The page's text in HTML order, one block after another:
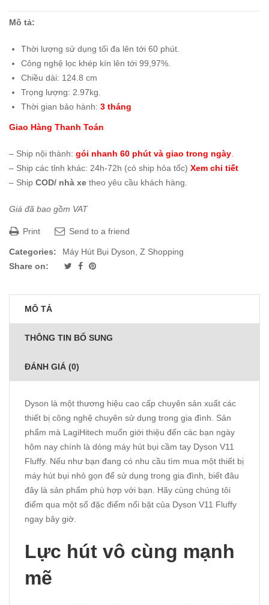
Mô tả:
Thời lượng sử dụng tối đa lên tới 60 phút.
Công nghệ lọc khép kín lên tới 99,97%.
Chiều dài: 124.8 cm
Trọng lượng: 2.97kg.
Thời gian bảo hành: 3 tháng
Giao Hàng Thanh Toán
– Ship nội thành: gói nhanh 60 phút và giao trong ngày
– Ship các tỉnh khác: 24h-72h (có ship hỏa tốc) Xem chi tiết
– Ship COD/ nhà xe theo yêu cầu khách hàng.
Giá đã bao gồm VAT
Print Send to a friend
Categories: Máy Hút Bụi Dyson Z Shopping
Share on:
MÔ TẢ
THÔNG TIN BỔ SUNG
ĐÁNH GIÁ (0)
Dyson là một thương hiệu cao cấp chuyên sản xuất các
thiết bị công nghệ chuyên sử dụng trong gia đình. Sản
phẩm mà LagiHitech muốn giới thiệu đến các bạn ngày
hôm nay chính là dòng máy hút bụi cầm tay Dyson V11
Fluffy. Nếu như bạn đang có nhu cầu tìm mua một thiết bị
máy hút bụi nhỏ gọn để sử dụng trong gia đình, biết đâu
đây là sản phẩm phù hợp với bạn. Hãy cùng chúng tôi
điểm qua một số đặc điểm nổi bật của Dyson V11 Fluffy
ngay bây giờ.
Lực hút vô cùng mạnh
mẽ